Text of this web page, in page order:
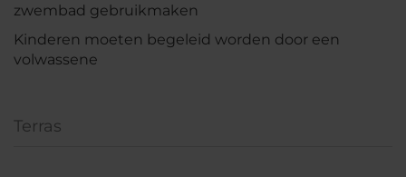
zwembad gebruikmaken
Kinderen moeten begeleid worden door een
volwassene
Terras